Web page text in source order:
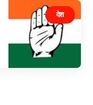
देश